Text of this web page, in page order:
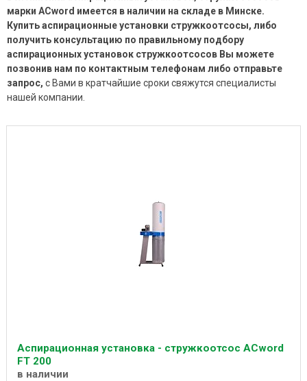
марки AСword имеется в наличии на складе в Минске.
Купить аспирационные установки стружкоотсосы, либо
получить консультацию по правильному подбору
аспирационных установок стружкоотсосов Вы можете
позвонив нам по контактным телефонам либо отправьте
запрос, с Вами в кратчайшие сроки свяжутся специалисты
нашей компании.
Аспирационная установка - стружкоотсос ACword
FT 200
в наличии